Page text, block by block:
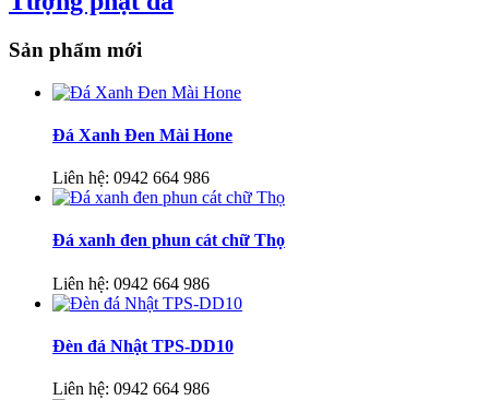
Sản phẩm mới
Đá Xanh Đen Mài Hone
Liên hệ: 0942 664 986
Đá xanh đen phun cát chữ Thọ
Liên hệ: 0942 664 986
Đèn đá Nhật TPS-DD10
Liên hệ: 0942 664 986